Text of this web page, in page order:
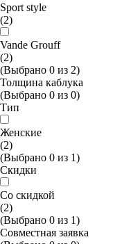
Sport style
(2)
Vande Grouff
(2)
(Выбрано 0 из 2)
Толщина каблука
(Выбрано 0 из 0)
Тип
Женские
(2)
(Выбрано 0 из 1)
Скидки
Со скидкой
(2)
(Выбрано 0 из 1)
Совместная заявка